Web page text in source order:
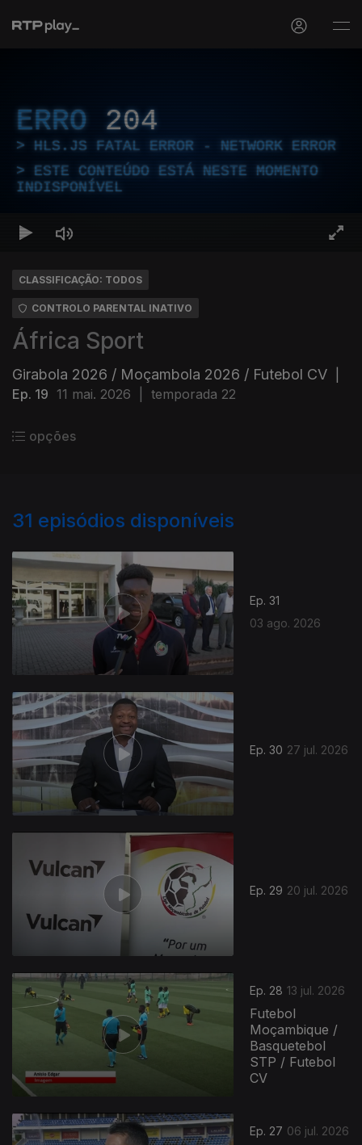
ERRO 204
HLS.JS FATAL ERROR - NETWORK ERROR
ESTE CONTEÚDO ESTÁ NESTE MOMENTO
INDISPONÍVEL
CLASSIFICAÇÃO: TODOS
CONTROLO PARENTAL INATIVO
África Sport
Girabola 2026 / Moçambola 2026 / Futebol CV
Ep. 19 11 mai. 2026 temporada 22
opções
31 episódios disponíveis
Ep. 31
03 ago. 2026
Ep. 30 27 jul. 2026
Ep. 29 20 jul. 2026
Ep. 28 13 jul. 2026
Futebol
Moçambique /
Basquetebol
STP / Futebol
CV
Ep. 27 06 jul. 2026